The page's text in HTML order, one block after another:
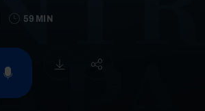
59 MIN